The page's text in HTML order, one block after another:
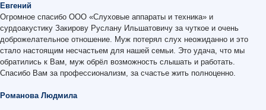
Евгений
Огромное спасибо ООО «Слуховые аппараты и техника» и
сурдоакустику Закирову Руслану Ильшатовичу за чуткое и очень
доброжелательное отношение. Муж потерял слух неожиданно и это
стало настоящим несчастьем для нашей семьи. Это удача, что мы
обратились к Вам, муж обрёл возможность слышать и работать.
Спасибо Вам за профессионализм, за счастье жить полноценно.
Романова Людмила